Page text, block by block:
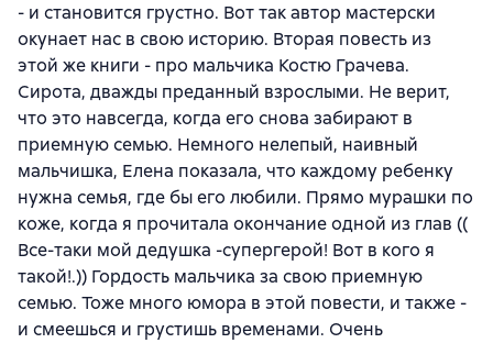
- и становится грустно. Вот так автор мастерски
окунает нас в свою историю. Вторая повесть из
этой же книги - про мальчика Костю Грачева.
Сирота, дважды преданный взрослыми. Не верит,
что это навсегда, когда его снова забирают в
приемную семью. Немного нелепый, наивный
мальчишка, Елена показала, что каждому ребенку
нужна семья, где бы его любили. Прямо мурашки по
коже, когда я прочитала окончание одной из глав ((
Все-таки мой дедушка -супергерой! Вот в кого я
такой!.)) Гордость мальчика за свою приемную
семью. Тоже много юмора в этой повести, и также -
и смеешься и грустишь временами. Очень